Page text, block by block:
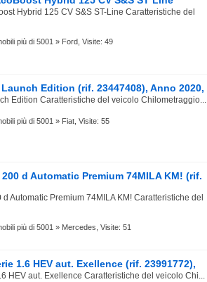
Hybrid 125 CV S&S ST-Line Caratteristiche del
più di 5001 » Ford, Visite: 49
Edition (rif. 23447408), Anno 2020,
Edition Caratteristiche del veicolo Chilometraggio...
più di 5001 » Fiat, Visite: 55
200 d Automatic Premium 74MILA KM! (rif.
Automatic Premium 74MILA KM! Caratteristiche del
più di 5001 » Mercedes, Visite: 51
1.6 HEV aut. Exellence (rif. 23991772),
HEV aut. Exellence Caratteristiche del veicolo Chi...